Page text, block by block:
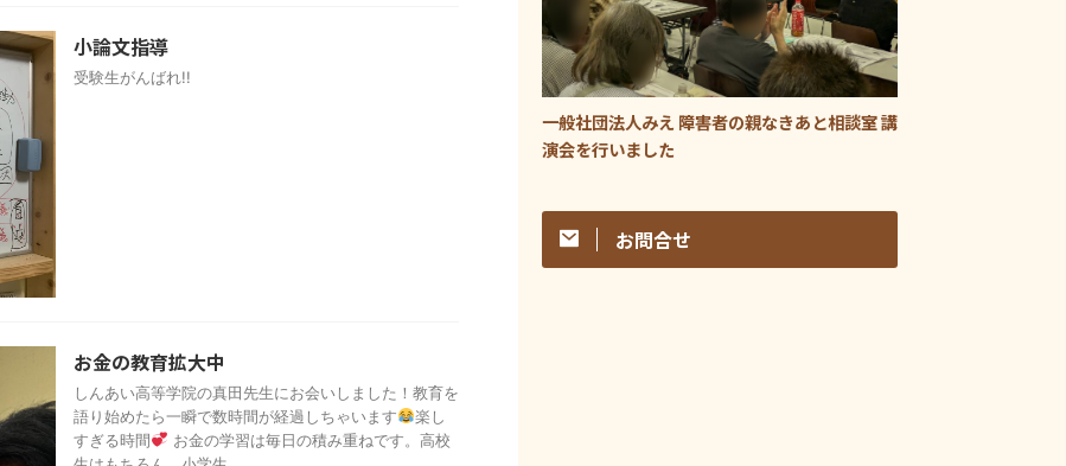
小論文指導
受験生がんばれ!!
お金の教育拡大中
しんあい高等学院の真田先生にお会いしました！教育を
語り始めたら一瞬で数時間が経過しちゃいます
楽し
すぎる時間
お金の学習は毎日の積み重ねです。高校
一般社団法人みえ 障害者の親なきあと相談室 講
演会を行いました
お問合せ